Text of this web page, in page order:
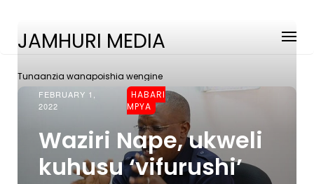
JAMHURI MEDIA
Tunaanzia wanapoishia wengine
FEBRUARY 1,
2022
HABARI
MPYA
Waziri Nape, ukweli
kuhusu ‘vifurushi’